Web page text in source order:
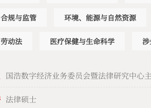
合规与监管 环境、能源与自然资源
劳动法 医疗保健与生命科学
国浩数字经济业务委员会暨法律研究中心
法律硕士